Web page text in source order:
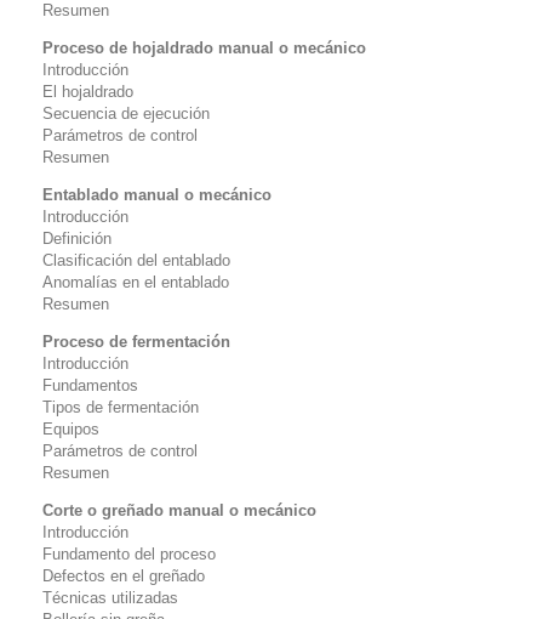
Resumen
Proceso de hojaldrado manual o mecánico
Introducción
El hojaldrado
Secuencia de ejecución
Parámetros de control
Resumen
Entablado manual o mecánico
Introducción
Definición
Clasificación del entablado
Anomalías en el entablado
Resumen
Proceso de fermentación
Introducción
Fundamentos
Tipos de fermentación
Equipos
Parámetros de control
Resumen
Corte o greñado manual o mecánico
Introducción
Fundamento del proceso
Defectos en el greñado
Técnicas utilizadas